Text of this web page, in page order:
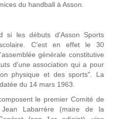
du handball à Asson.
si les débuts d'Asson Sports
C'est en effet le 30
générale constitutive
d'une association qui a pour
physique et des sports". La
du 14 mars 1963.
le premier Comité de
Labarrère (maire de la